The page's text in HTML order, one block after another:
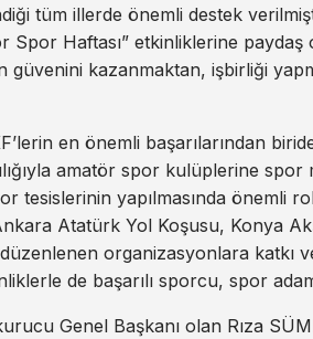
tüm illerde önemli destek
Spor Haftası” etkinliklerine
güvenini kazanmaktan, işbirliği
en önemli başarılarından
amatör spor kulüplerine spor
tesislerinin yapılmasında önemli
Atatürk Yol Koşusu, Konya
organizasyonlara katkı
de başarılı sporcu, spor
Genel Başkanı olan Rıza